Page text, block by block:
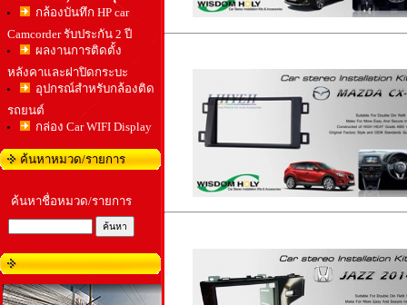
กล้องบันทึก HP car
Camcorder รับประกัน 2 ปี
ผลงานการติดตั้ง
หลังคาและฝาปิดกระบะ
อุปกรณ์สำหรับกล้องติด
รถยนต์
กล่อง Car WIFI Display
ค้นหาหมวด/รายการ
ค้นหาชื่อหมวด/รายการ